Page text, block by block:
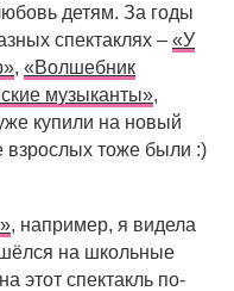
детям. За годы
спектаклях – «У
, «Волшебник
музыканты»,
купили на новый
взрослых тоже были :)
, например, я видела
на школьные
этот спектакль по-